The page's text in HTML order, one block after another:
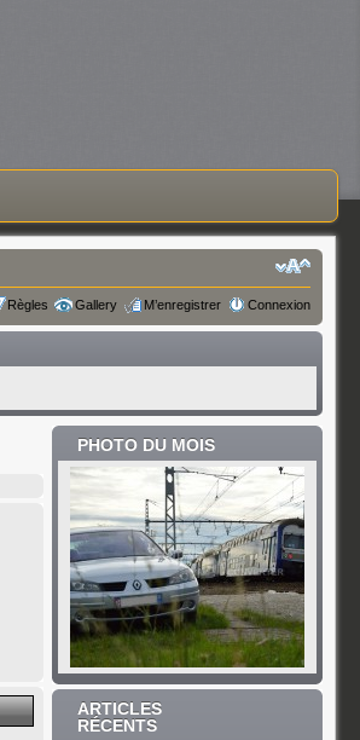
Règles Gallery M’enregistrer Connexion
PHOTO DU MOIS
ARTICLES
RÉCENTS